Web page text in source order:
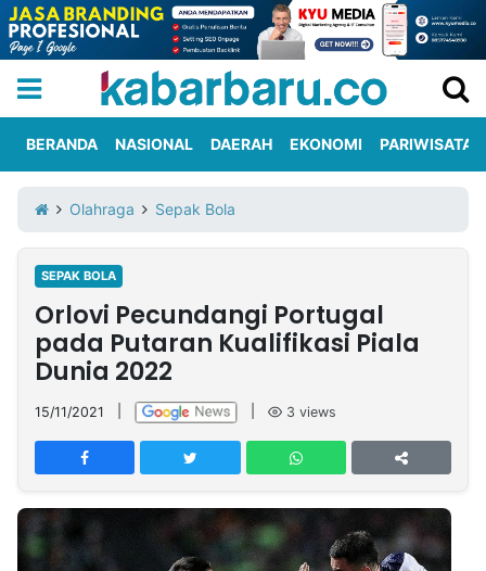
Iklan
Berita
Kami
Nasional
International
Olahraga
Entertainment
Daerah
Pariwisata
Kuliner
Kolom
Network
PT
TREETAN
INDONESIA
BERANDA NASIONAL DAERAH EKONOMI PARIWISATA
Olahraga Sepak Bola
SEPAK BOLA
Orlovi Pecundangi Portugal
pada Putaran Kualifikasi Piala
Dunia 2022
15/11/2021 3 views